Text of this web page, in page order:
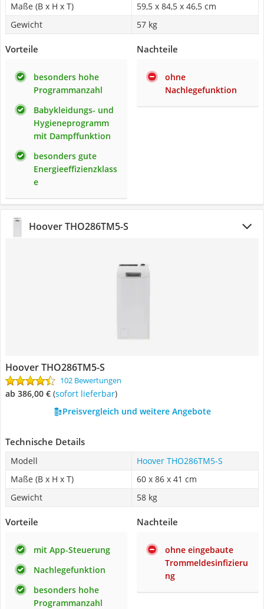
Maße (B x H x T)
59,5 x 84,5 x 46,5 cm
Gewicht
57 kg
Vorteile
besonders hohe
Programmanzahl
Babykleidungs- und
Hygieneprogramm
mit Dampffunktion
besonders gute
Energieeffizienzklass
e
Nachteile
ohne
Nachlegefunktion
Hoover THO286TM5-S
Hoover THO286TM5-S
102 Bewertungen
ab 386,00 € ( Sofort lieferbar)
Preisvergleich und weitere Angebote
Technische Details
Modell
Hoover THO286TM5-S
Maße (B x H x T)
60 x 86 x 41 cm
Gewicht
58 kg
Vorteile
mit App-Steuerung
Nachlegefunktion
besonders hohe
Programmanzahl
Nachteile
ohne eingebaute
Trommeldesinfizieru
ng